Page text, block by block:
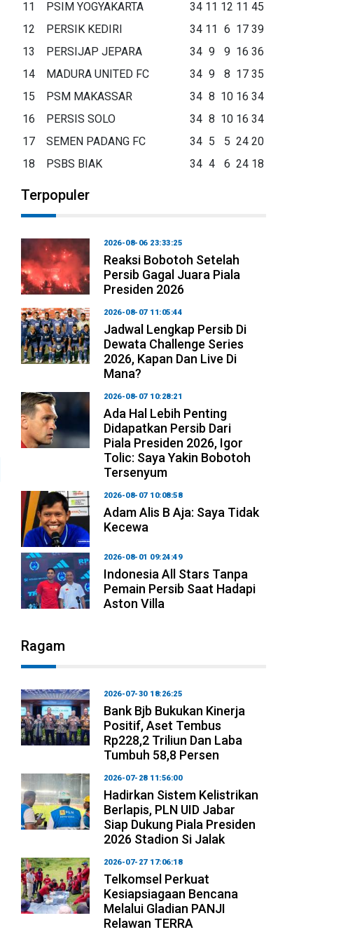
11
PSIM YOGYAKARTA 34 11 12 11 45
12
PERSIK KEDIRI 34 11 6 17 39
13
PERSIJAP JEPARA 34 9 9 16 36
14
MADURA UNITED FC 34 9 8 17 35
15
PSM MAKASSAR 34 8 10 16 34
16
PERSIS SOLO 34 8 10 16 34
17
SEMEN PADANG FC 34 5 5 24 20
18
PSBS BIAK 34 4 6 24 18
Terpopuler
2026-08-06 23:33:25
Reaksi Bobotoh Setelah
Persib Gagal Juara Piala
Presiden 2026
2026-08-07 11:05:44
Jadwal Lengkap Persib Di
Dewata Challenge Series
2026, Kapan Dan Live Di
Mana?
2026-08-07 10:28:21
Ada Hal Lebih Penting
Didapatkan Persib Dari
Piala Presiden 2026, Igor
Tolic: Saya Yakin Bobotoh
Tersenyum
2026-08-07 10:08:58
Adam Alis B Aja: Saya Tidak
Kecewa
2026-08-01 09:24:49
Indonesia All Stars Tanpa
Pemain Persib Saat Hadapi
Aston Villa
Ragam
2026-07-30 18:26:25
Bank Bjb Bukukan Kinerja
Positif, Aset Tembus
Rp228,2 Triliun Dan Laba
Tumbuh 58,8 Persen
2026-07-28 11:56:00
Hadirkan Sistem Kelistrikan
Berlapis, PLN UID Jabar
Siap Dukung Piala Presiden
2026 Stadion Si Jalak
2026-07-27 17:06:18
Telkomsel Perkuat
Kesiapsiagaan Bencana
Melalui Gladian PANJI
Relawan TERRA